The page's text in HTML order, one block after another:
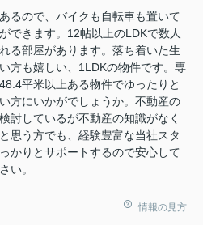
るので、バイクも自転車も置いて
できます。12帖以上のLDKで数人
る部屋があります。落ち着いた生
方も嬉しい、1LDKの物件です。専
平米以上ある物件でゆったりと
方にいかがでしょうか。不動産の
討しているが不動産の知識がなく
思う方でも、経験豊富な当社スタ
かりとサポートするので安心して
い。
情報の見方